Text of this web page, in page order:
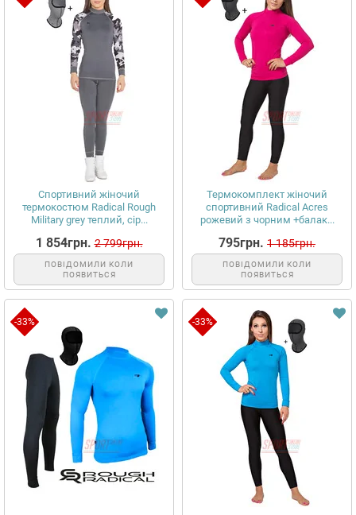
Спортивний жіночий
термокостюм Radical Rough
Military grey теплий, сір...
1 854грн. 2 799грн.
ПОВІДОМИЛИ КОЛИ
ПОЯВИТЬСЯ
Термокомплект жіночий
спортивний Radical Acres
рожевий з чорним +балак...
795грн. 1 185грн.
ПОВІДОМИЛИ КОЛИ
ПОЯВИТЬСЯ
-33% -33%